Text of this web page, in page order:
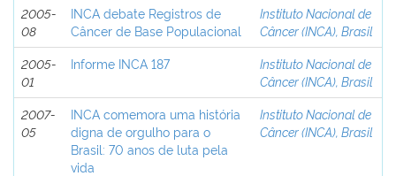
2005-
08
INCA debate Registros de
Câncer de Base Populacional
Instituto Nacional de
Câncer (INCA), Brasil
2005-
01
Informe INCA 187
Instituto Nacional de
Câncer (INCA), Brasil
2007-
05
INCA comemora uma história
digna de orgulho para o
Brasil: 70 anos de luta pela
vida
Instituto Nacional de
Câncer (INCA), Brasil